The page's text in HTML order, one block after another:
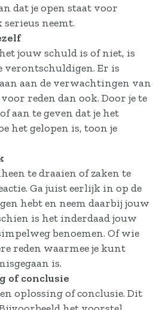
dat je open staat voor
serieus neemt.
jouw schuld is of niet, is
verontschuldigen. Er is
aan de verwachtingen van
reden dan ook. Door je te
aan te geven dat je het
het gelopen is, toon je
te draaien of zaken te
Ga juist eerlijk in op de
hebt en neem daarbij jouw
is het inderdaad jouw
benoemen. Of wie
reden waarmee je kunt
is.
of conclusie
oplossing of conclusie. Dit